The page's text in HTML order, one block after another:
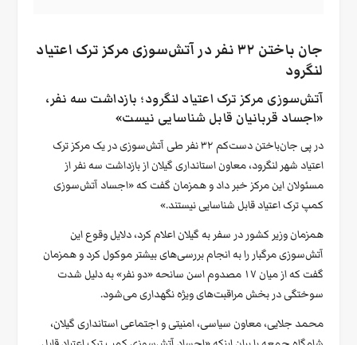
جان باختن ۳۲ نفر در آتش‌سوزی مرکز ترک اعتیاد
لنگرود
آتش‌سوزی مرکز ترک اعتیاد لنگرود؛ بازداشت سه نفر،
«اجساد قربانیان قابل شناسایی نیست»
در پی جان‌باختن دست‌کم ۳۲ نفر طی آتش‌سوزی در یک مرکز ترک
اعتیاد شهر لنگرود، معاون استانداری گیلان از بازداشت سه نفر از
مسئولان این مرکز خبر داد و همزمان گفت که «اجساد آتش‌سوزی
کمپ ترک اعتیاد قابل شناسایی نیستند.»
همزمان وزیر کشور در سفر به گیلان اعلام کرد، دلایل وقوع این
آتش‌سوزی مرگبار را به انجام بررسی‌های بیشتر موکول کرد و همزمان
گفت که از میان ۱۷ مصدوم اسن سانحه «دو نفر» به دلیل شدت
سوختگی در بخش مراقبت‌های ویژه نگهداری می‌شود.
محمد جلایی، معاون سیاسی، امنیتی و اجتماعی استانداری گیلان،